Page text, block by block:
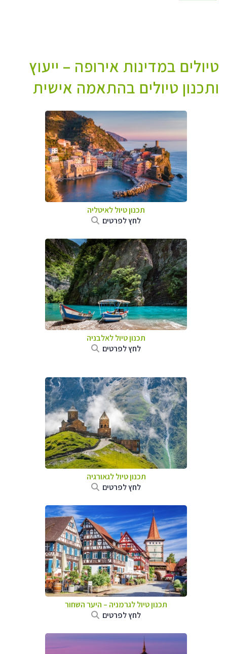
טיולים במדינות אירופה – ייעוץ
ותכנון טיולים בהתאמה אישית
תכנון טיול לאיטליה
לחץ לפרטים
תכנון טיול לאלבניה
לחץ לפרטים
תכנון טיול לגאורגיה
לחץ לפרטים
תכנון טיול לגרמניה – היער השחור
לחץ לפרטים